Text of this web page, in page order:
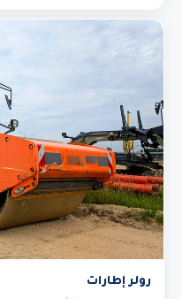
رولر إطارات